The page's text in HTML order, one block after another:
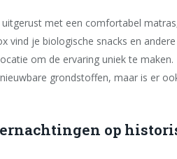
uitgerust met een comfortabel
vind je biologische snacks en
om de ervaring uniek te
grondstoffen, maar is er
op